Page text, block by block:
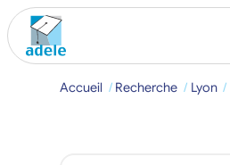
Accueil Recherche Lyon